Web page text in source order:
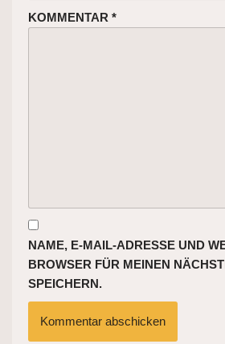
KOMMENTAR *
NAME, E-MAIL-ADRESSE UND
BROWSER FÜR MEINEN
SPEICHERN.